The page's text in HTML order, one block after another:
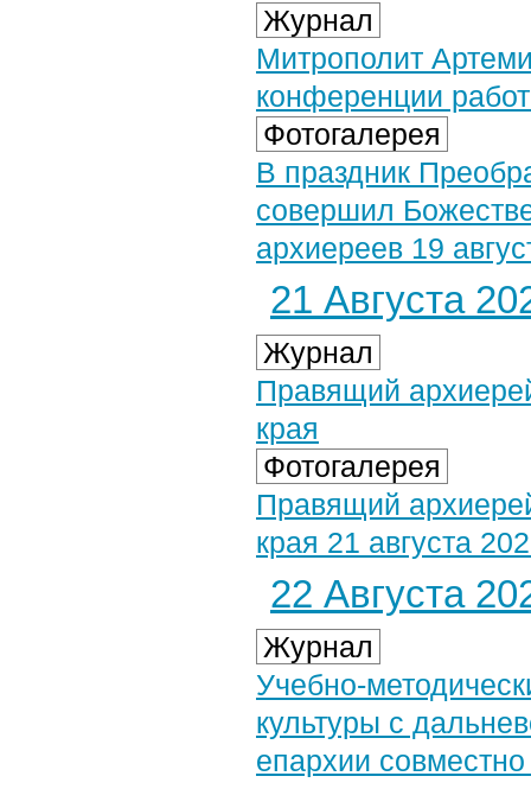
Журнал
Митрополит
конференции
Фотогалерея
В праздник
совершил
архиереев 19
21 Августа
Журнал
Правящий
края
Фотогалерея
Правящий
края 21 августа
22 Августа
Журнал
Учебно-
культуры с
епархии